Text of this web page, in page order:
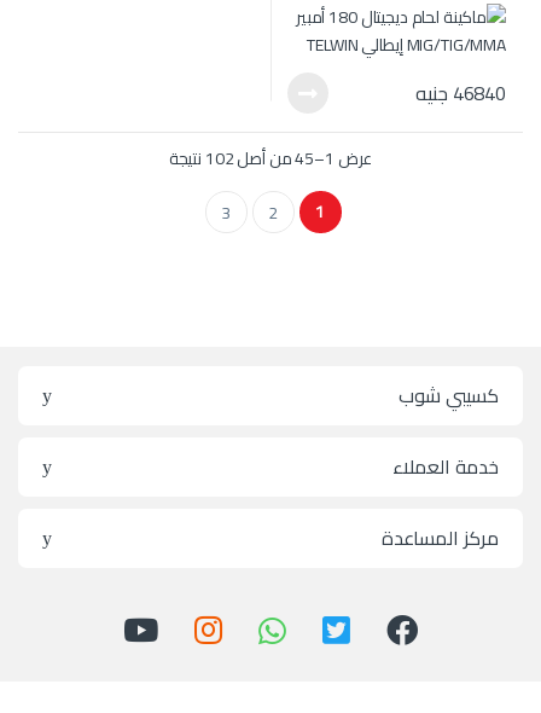
46840 جنيه
عرض 1–45 من أصل 102 نتيجة
1
2
3
كسيبي شوب
خدمة العملاء
مركز المساعدة